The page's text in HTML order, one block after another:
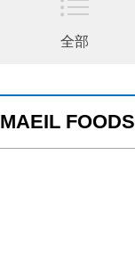
全部
MAEIL FOODS